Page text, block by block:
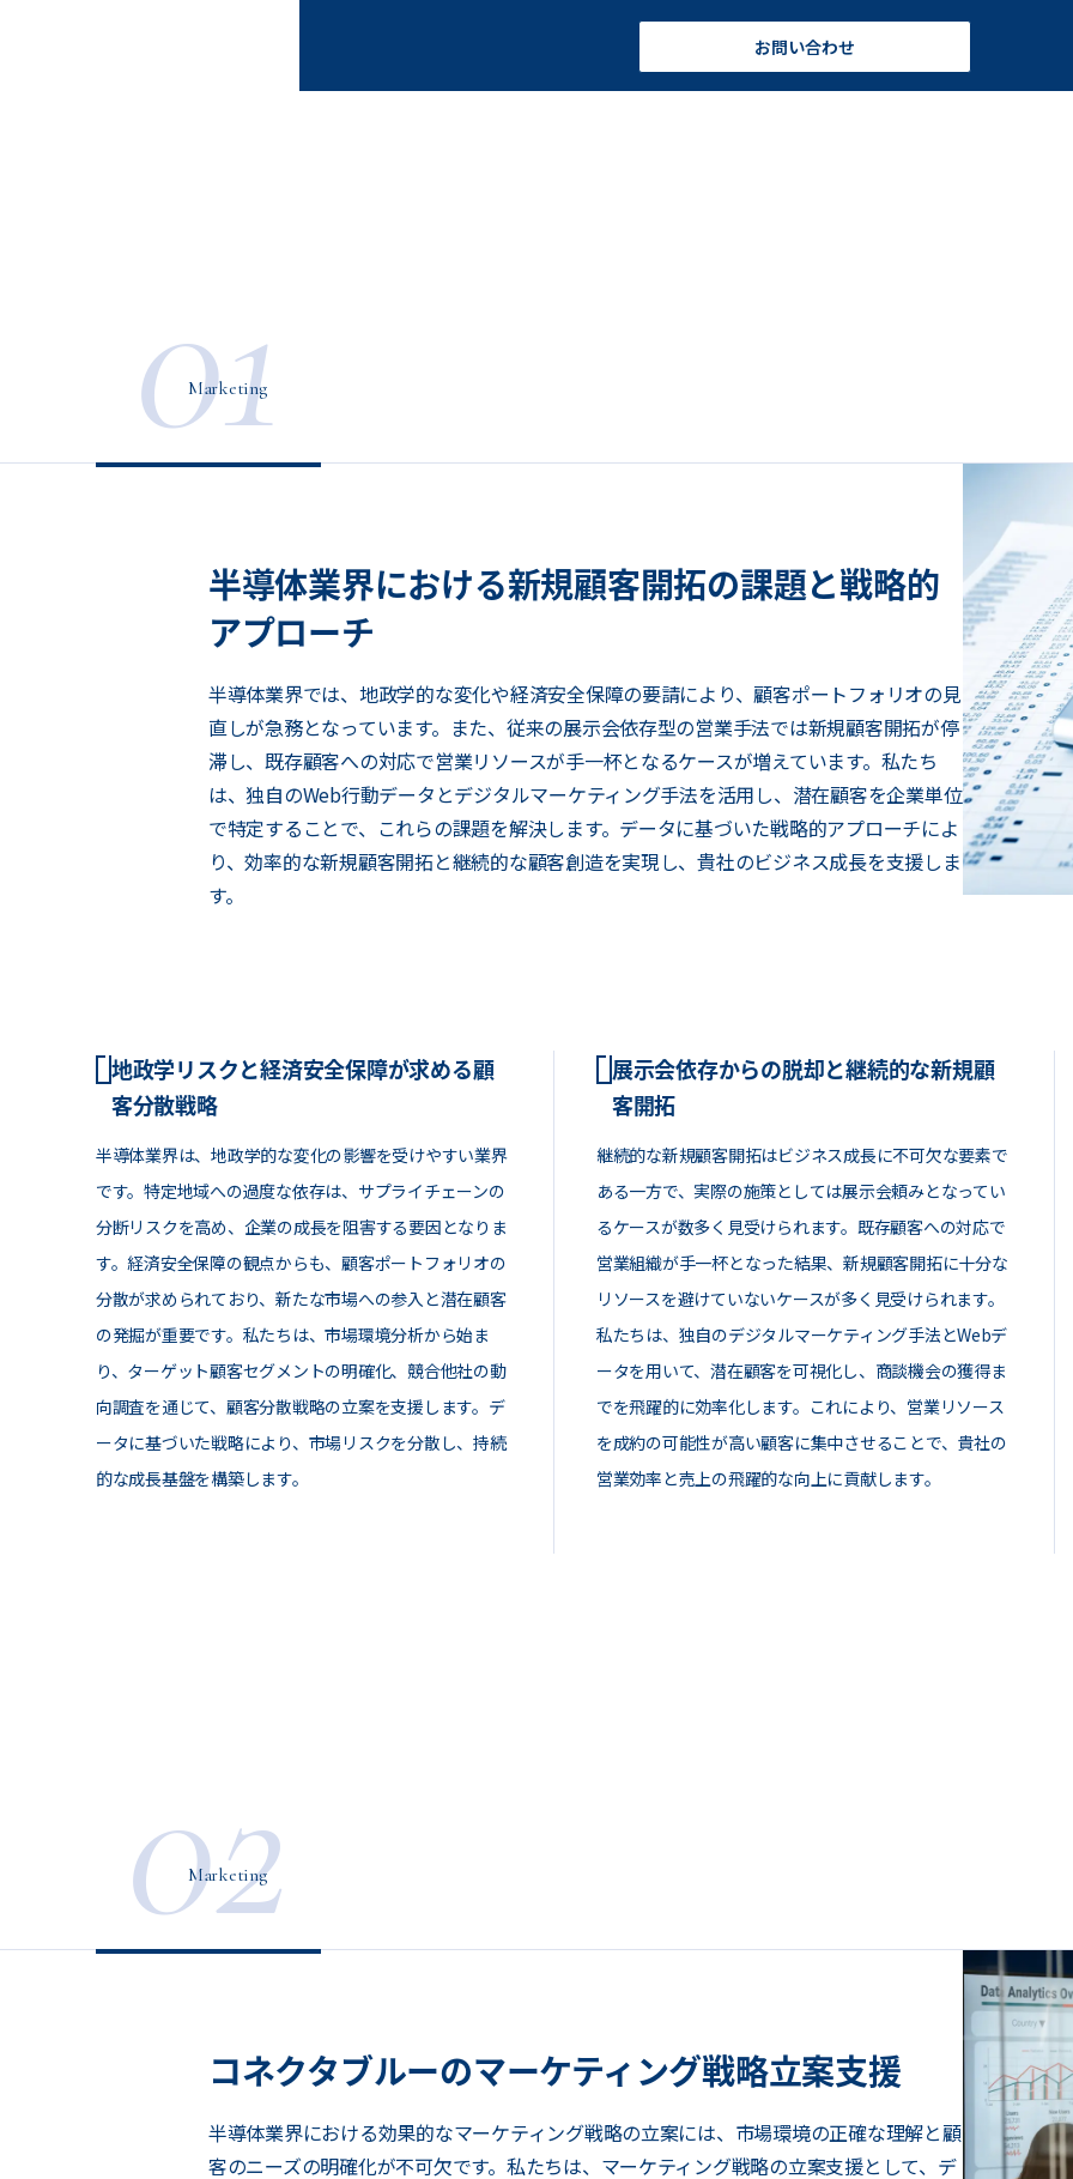
お問い合わせ
01
Marketing
半導体業界における新規顧客開拓の課題と戦略的
アプローチ
半導体業界では、地政学的な変化や経済安全保障の要請により、顧客ポートフォリオの見
直しが急務となっています。また、従来の展示会依存型の営業手法では新規顧客開拓が停
滞し、既存顧客への対応で営業リソースが手一杯となるケースが増えています。私たち
は、独自のWeb行動データとデジタルマーケティング手法を活用し、潜在顧客を企業単位
で特定することで、これらの課題を解決します。データに基づいた戦略的アプローチによ
り、効率的な新規顧客開拓と継続的な顧客創造を実現し、貴社のビジネス成長を支援しま
す。
地政学リスクと経済安全保障が求める顧
客分散戦略
半導体業界は、地政学的な変化の影響を受けやすい業界
です。特定地域への過度な依存は、サプライチェーンの
分断リスクを高め、企業の成長を阻害する要因となりま
す。経済安全保障の観点からも、顧客ポートフォリオの
分散が求められており、新たな市場への参入と潜在顧客
の発掘が重要です。私たちは、市場環境分析から始ま
り、ターゲット顧客セグメントの明確化、競合他社の動
向調査を通じて、顧客分散戦略の立案を支援します。デ
ータに基づいた戦略により、市場リスクを分散し、持続
的な成長基盤を構築します。
展示会依存からの脱却と継続的な新規顧
客開拓
継続的な新規顧客開拓はビジネス成長に不可欠な要素で
ある一方で、実際の施策としては展示会頼みとなってい
るケースが数多く見受けられます。既存顧客への対応で
営業組織が手一杯となった結果、新規顧客開拓に十分な
リソースを避けていないケースが多く見受けられます。
私たちは、独自のデジタルマーケティング手法とWebデ
ータを用いて、潜在顧客を可視化し、商談機会の獲得ま
でを飛躍的に効率化します。これにより、営業リソース
を成約の可能性が高い顧客に集中させることで、貴社の
営業効率と売上の飛躍的な向上に貢献します。
02
Marketing
コネクタブルーのマーケティング戦略立案支援
半導体業界における効果的なマーケティング戦略の立案には、市場環境の正確な理解と顧
客のニーズの明確化が不可欠です。私たちは、マーケティング戦略の立案支援として、デ